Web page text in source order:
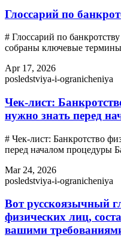
Глоссарий по
# Глоссарий по
собраны ключевые
Apr 17, 2026
posledstviya-i-ogranicheniya
Чек-лист:
нужно знать перед
# Чек-лист: Банкротство
перед началом процедуры
Mar 24, 2026
posledstviya-i-ogranicheniya
Вот русскоязычный
физических лиц,
вашими